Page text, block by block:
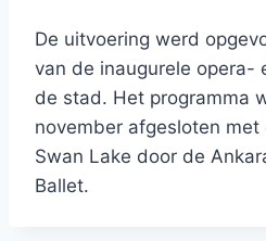
De uitvoering werd
van de inaugurele opera-
de stad. Het programma
november afgesloten met
Swan Lake door de
Ballet.